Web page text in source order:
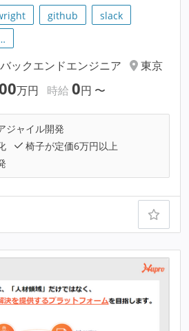
github
slack
バックエンドエンジニア
東京
万円 時給 0円 〜
ジャイル開発
椅子が定価6万円以上